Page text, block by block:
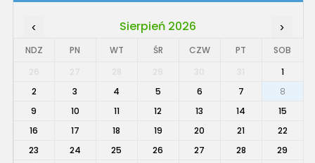
‹ Sierpień 2026 ›
NDZ PN WT ŚR CZW PT
SOB
1
2
3 4 5 6 7
8
9
10 11 12 13 14
15
16
17 18 19 20 21
22
23
24 25 26 27 28
29